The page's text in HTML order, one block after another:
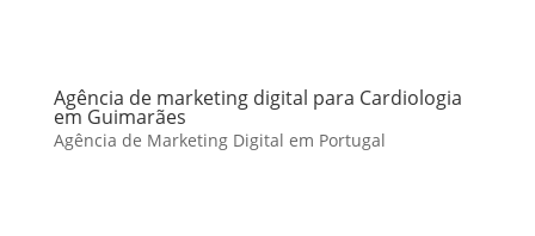
Agência de marketing digital para Cardiologia
em Guimarães
Agência de Marketing Digital em Portugal